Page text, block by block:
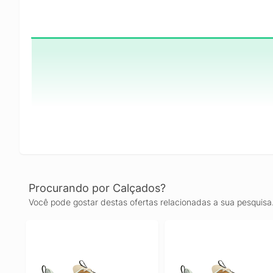
Procurando por Calçados?
Você pode gostar destas ofertas relacionadas a sua